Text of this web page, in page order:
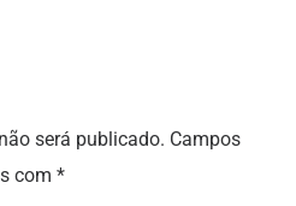
será publicado. Campos
com *